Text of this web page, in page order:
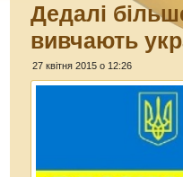
Дедалі
вивчають
27 квітня 2015 о 12:26